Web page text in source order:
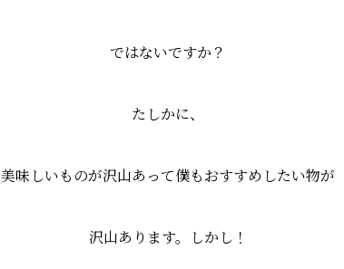
ではないですか？
たしかに、
美味しいものが沢山あって僕もおすすめしたい物が
沢山あります。しかし！